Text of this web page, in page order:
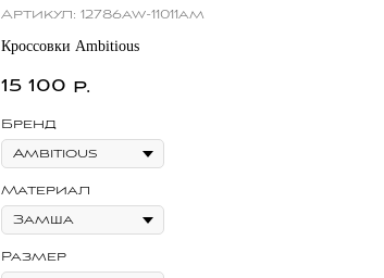
Артикул: 12786aw-11011am
Кроссовки Ambitious
15 100 р.
Бренд
Материал
Размер